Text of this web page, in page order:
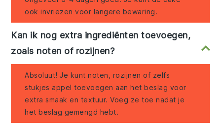
ook invriezen voor langere bewaring.
Kan ik nog extra ingrediënten toevoegen,
zoals noten of rozijnen?
Absoluut! Je kunt noten, rozijnen of zelfs
stukjes appel toevoegen aan het beslag voor
extra smaak en textuur. Voeg ze toe nadat je
het beslag gemengd hebt.